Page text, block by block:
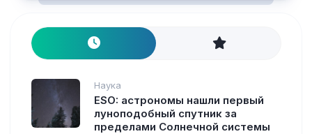
Наука
ESO: астрономы нашли первый
луноподобный спутник за
пределами Солнечной системы